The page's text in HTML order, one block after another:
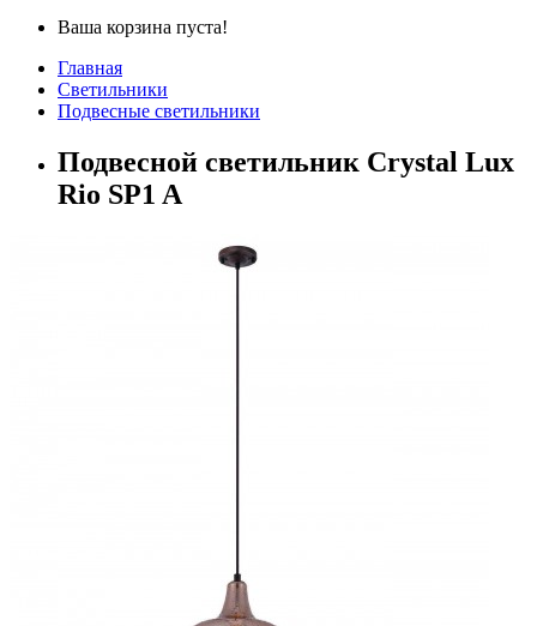
Ваша корзина пуста!
Главная
Светильники
Подвесные светильники
Подвесной светильник Crystal Lux
Rio SP1 A